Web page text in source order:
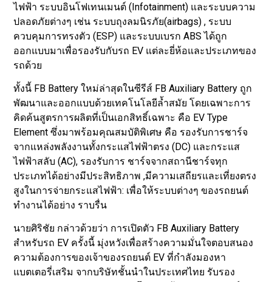
ไฟฟ้า ระบบอินโฟเทนเมนต์ (Infotainment) และระบบความ
ปลอดภัยต่างๆ เช่น ระบบถุงลมนิรภัย(airbags) , ระบบ
ควบคุมการทรงตัว (ESP) และระบบเบรก ABS ได้ถูก
ออกแบบมาเพื่อรองรับกับรถ EV แต่ละยี่ห้อและประเภทของ
รถด้วย
ทั้งนี้ FB Battery ใหม่ล่าสุดในซีรีส์ FB Auxiliary Battery ถูก
พัฒนาและออกแบบด้วยเทคโนโลยีลํ้าสมัย โดยเฉพาะการ
คิดค้นสูตรการผลิตที่เป็นเอกสิทธิ์เฉพาะ คือ EV Type
Element ซึ่งมาพร้อมคุณสมบัติพิเศษ คือ รองรับการชาร์จ
จากแหล่งพลังงานทั้งกระแสไฟฟ้าตรง (DC) และกระแส
ไฟฟ้าสลับ (AC), รองรับการ ชาร์จจากสถานีชาร์จทุก
ประเภทได้อย่างมีประสิทธิภาพ ,มีความเสถียรและเที่ยงตรง
สูงในการจ่ายกระแสไฟฟ้า: เพื่อให้ระบบต่างๆ ของรถยนต์
ทํางานได้อย่าง ราบรื่น
นายศิริชัย กล่าวด้วยว่า การเปิดตัว FB Auxiliary Battery
สําหรับรถ EV ครั้งนี้ มุ่งหวังเพื่อสร้างความมั่นใจตอบสนอง
ความต้องการของเจ้าของรถยนต์ EV ที่กําลังมองหา
แบตเตอรี่เสริม จากบริษัทชั้นนําในประเทศไทย รับรอง